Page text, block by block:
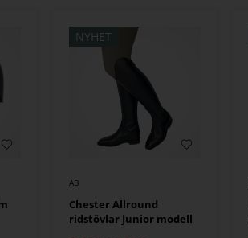
NYHET
AB
Chester Allround
ridstövlar Junior modell